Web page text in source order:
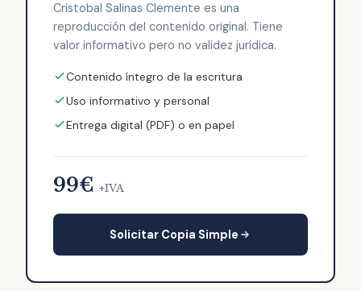
Cristobal Salinas Clemente es una
reproducción del contenido original. Tiene
valor informativo pero no validez jurídica.
Contenido íntegro de la escritura
Uso informativo y personal
Entrega digital (PDF) o en papel
99€ +IVA
Solicitar Copia Simple